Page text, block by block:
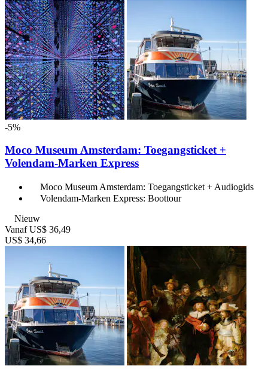
-5%
Moco Museum Amsterdam: Toegangsticket +
Volendam-Marken Express
Moco Museum Amsterdam: Toegangsticket + Audiogids
Volendam-Marken Express: Boottour
Nieuw
Vanaf US$ 36,49
US$ 34,66